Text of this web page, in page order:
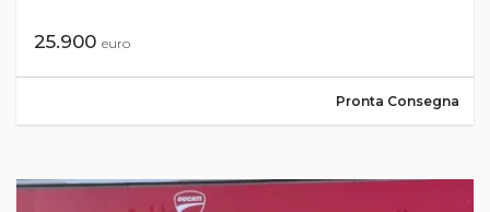
25.900 euro
Pronta Consegna